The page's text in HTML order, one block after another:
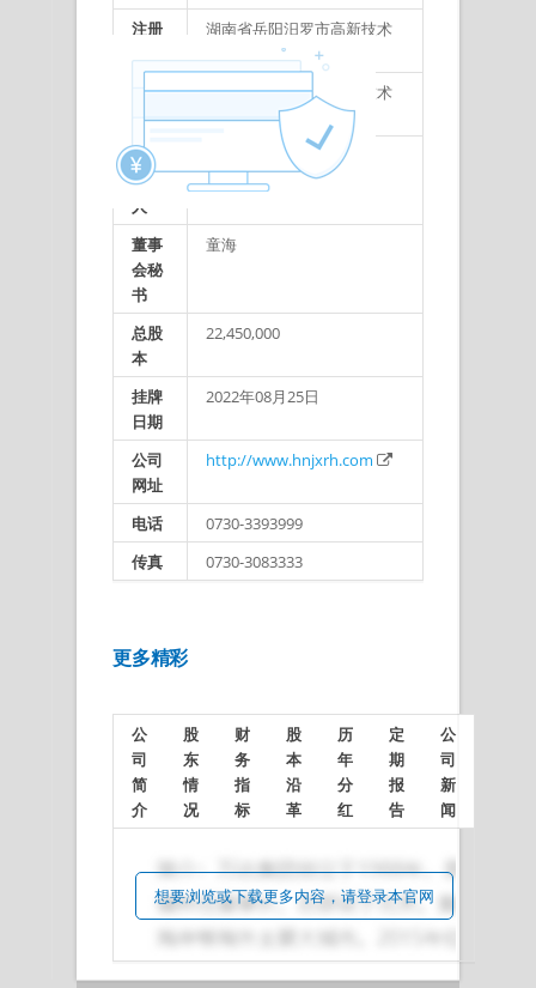
注册
湖南省岳阳汨罗市高新技术
产业开发区
办公
地址
湖南省岳阳汨罗市高新技术
产业开发区
法定
代表
人
董事
会秘
书
童海
总股
本
22,450,000
挂牌
日期
2022年08月25日
公司
网址
http://www.hnjxrh.com
电话
0730-3393999
传真
0730-3083333
更多精彩
公
司
简
介
股
东
情
况
财
务
指
标
股
本
沿
革
历
年
分
红
定
期
报
告
公
司
新
闻
想要浏览或下载更多内容，请登录本官网